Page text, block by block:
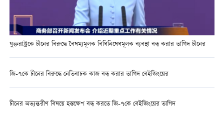
যুক্তরাষ্ট্রকে চীনের বিরুদ্ধে বৈষম্যমূলক বিধিনিষেধমূলক ব্যবস্থা বন্ধ করার তাগিদ চীনের
জি-৭কে চীনের বিরুদ্ধে নেতিবাচক কাজ বন্ধ করার তাগিদ বেইজিংয়ের
চীনের অভ্যন্তরীণ বিষয়ে হস্তক্ষেপ বন্ধ করতে জি-৭কে বেইজিংয়ের তাগিদ